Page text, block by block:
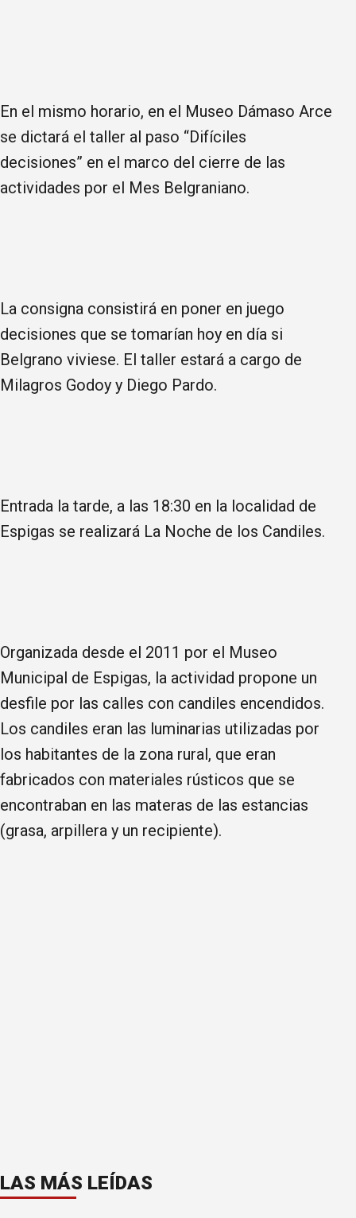
En el mismo horario, en el Museo Dámaso Arce
se dictará el taller al paso “Difíciles
decisiones” en el marco del cierre de las
actividades por el Mes Belgraniano.
La consigna consistirá en poner en juego
decisiones que se tomarían hoy en día si
Belgrano viviese. El taller estará a cargo de
Milagros Godoy y Diego Pardo.
Entrada la tarde, a las 18:30 en la localidad de
Espigas se realizará La Noche de los Candiles.
Organizada desde el 2011 por el Museo
Municipal de Espigas, la actividad propone un
desfile por las calles con candiles encendidos.
Los candiles eran las luminarias utilizadas por
los habitantes de la zona rural, que eran
fabricados con materiales rústicos que se
encontraban en las materas de las estancias
(grasa, arpillera y un recipiente).
LAS MÁS LEÍDAS